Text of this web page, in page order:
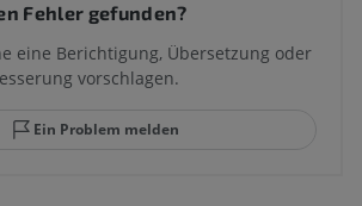
Fehler gefunden?
eine Berichtigung, Übersetzung oder
vorschlagen.
Ein Problem melden